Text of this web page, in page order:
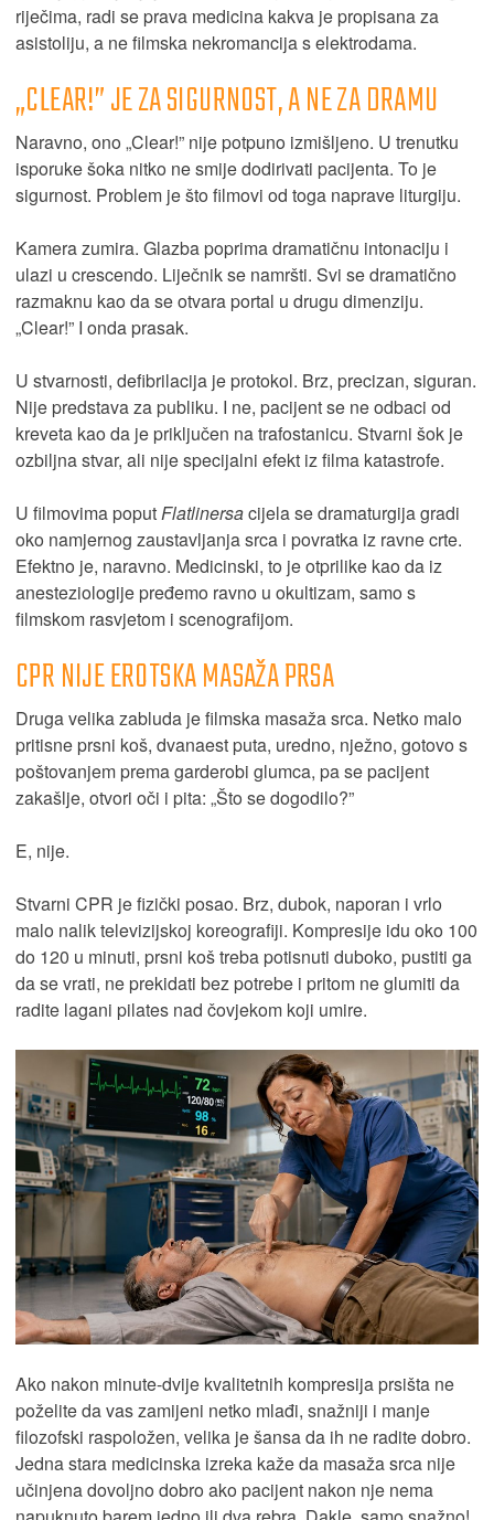
riječima, radi se prava medicina kakva je propisana za
asistoliju, a ne filmska nekromancija s elektrodama.
„CLEAR!” JE ZA SIGURNOST, A NE ZA DRAMU
Naravno, ono „Clear!” nije potpuno izmišljeno. U trenutku
isporuke šoka nitko ne smije dodirivati pacijenta. To je
sigurnost. Problem je što filmovi od toga naprave liturgiju.
Kamera zumira. Glazba poprima dramatičnu intonaciju i
ulazi u crescendo. Liječnik se namršti. Svi se dramatično
razmaknu kao da se otvara portal u drugu dimenziju.
„Clear!” I onda prasak.
U stvarnosti, defibrilacija je protokol. Brz, precizan, siguran.
Nije predstava za publiku. I ne, pacijent se ne odbaci od
kreveta kao da je priključen na trafostanicu. Stvarni šok je
ozbiljna stvar, ali nije specijalni efekt iz filma katastrofe.
U filmovima poputFlatlinersacijela se dramaturgija gradi
oko namjernog zaustavljanja srca i povratka iz ravne crte.
Efektno je, naravno. Medicinski, to je otprilike kao da iz
anesteziologije pređemo ravno u okultizam, samo s
filmskom rasvjetom i scenografijom.
CPR NIJE EROTSKA MASAŽA PRSA
Druga velika zabluda je filmska masaža srca. Netko malo
pritisne prsni koš, dvanaest puta, uredno, nježno, gotovo s
poštovanjem prema garderobi glumca, pa se pacijent
zakašlje, otvori oči i pita: „Što se dogodilo?”
E, nije.
Stvarni CPR je fizički posao. Brz, dubok, naporan i vrlo
malo nalik televizijskoj koreografiji. Kompresije idu oko 100
do 120 u minuti, prsni koš treba potisnuti duboko, pustiti ga
da se vrati, ne prekidati bez potrebe i pritom ne glumiti da
radite lagani pilates nad čovjekom koji umire.
Ako nakon minute-dvije kvalitetnih kompresija prsišta ne
poželite da vas zamijeni netko mlađi, snažniji i manje
filozofski raspoložen, velika je šansa da ih ne radite dobro.
Jedna stara medicinska izreka kaže da masaža srca nije
učinjena dovoljno dobro ako pacijent nakon nje nema